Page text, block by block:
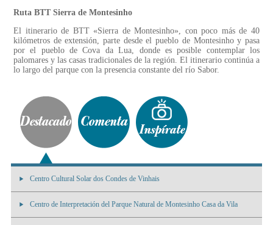
Ruta BTT Sierra de Montesinho
El itinerario de BTT «Sierra de Montesinho», con poco más de 40
kilómetros de extensión, parte desde el pueblo de Montesinho y pasa
por el pueblo de Cova da Lua, donde es posible contemplar los
palomares y las casas tradicionales de la región. El itinerario continúa a
lo largo del parque con la presencia constante del río Sabor.
Centro Cultural Solar dos Condes de Vinhais
Centro de Interpretación del Parque Natural de Montesinho Casa da Vila